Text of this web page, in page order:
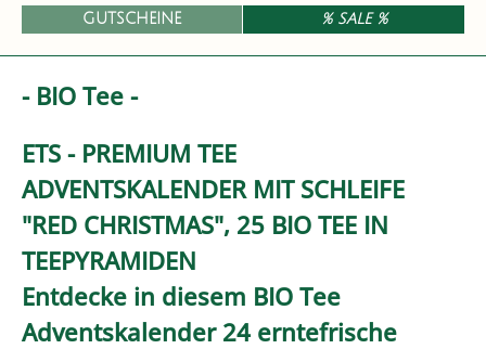
GUTSCHEINE % SALE %
- BIO Tee -
ETS - PREMIUM TEE
ADVENTSKALENDER MIT SCHLEIFE
"RED CHRISTMAS", 25 BIO TEE IN
TEEPYRAMIDEN
Entdecke in diesem BIO Tee
Adventskalender 24 erntefrische